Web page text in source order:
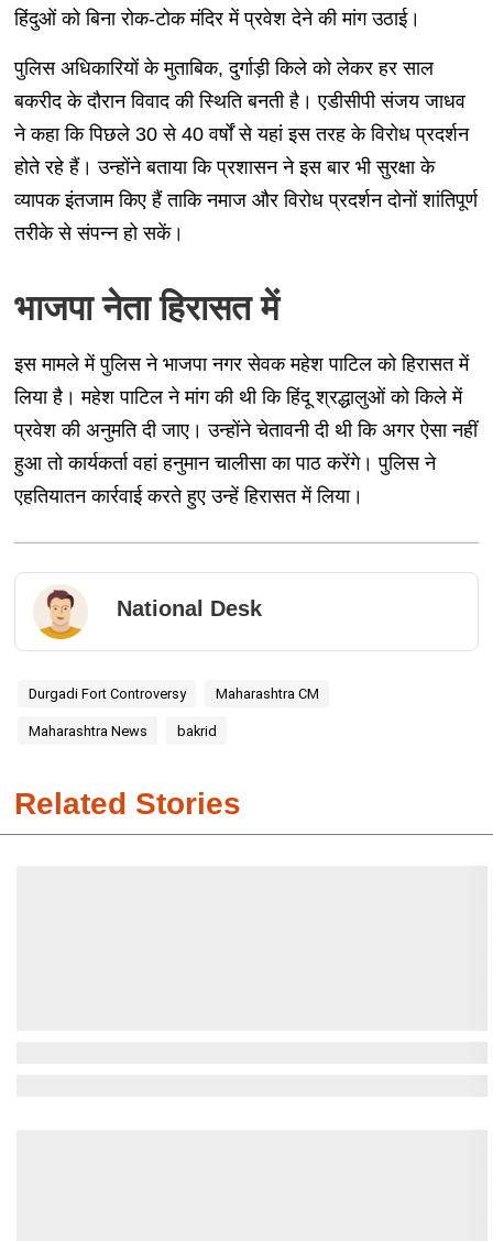
हिंदुओं को बिना रोक-टोक मंदिर में प्रवेश देने की मांग उठाई।
पुलिस अधिकारियों के मुताबिक, दुर्गाड़ी किले को लेकर हर साल
बकरीद के दौरान विवाद की स्थिति बनती है। एडीसीपी संजय जाधव
ने कहा कि पिछले 30 से 40 वर्षों से यहां इस तरह के विरोध प्रदर्शन
होते रहे हैं। उन्होंने बताया कि प्रशासन ने इस बार भी सुरक्षा के
व्यापक इंतजाम किए हैं ताकि नमाज और विरोध प्रदर्शन दोनों शांतिपूर्ण
तरीके से संपन्न हो सकें।
भाजपा नेता हिरासत में
इस मामले में पुलिस ने भाजपा नगर सेवक महेश पाटिल को हिरासत में
लिया है। महेश पाटिल ने मांग की थी कि हिंदू श्रद्धालुओं को किले में
प्रवेश की अनुमति दी जाए। उन्होंने चेतावनी दी थी कि अगर ऐसा नहीं
हुआ तो कार्यकर्ता वहां हनुमान चालीसा का पाठ करेंगे। पुलिस ने
एहतियातन कार्रवाई करते हुए उन्हें हिरासत में लिया।
National Desk
Durgadi Fort Controversy Maharashtra CM
Maharashtra News bakrid
Related Stories